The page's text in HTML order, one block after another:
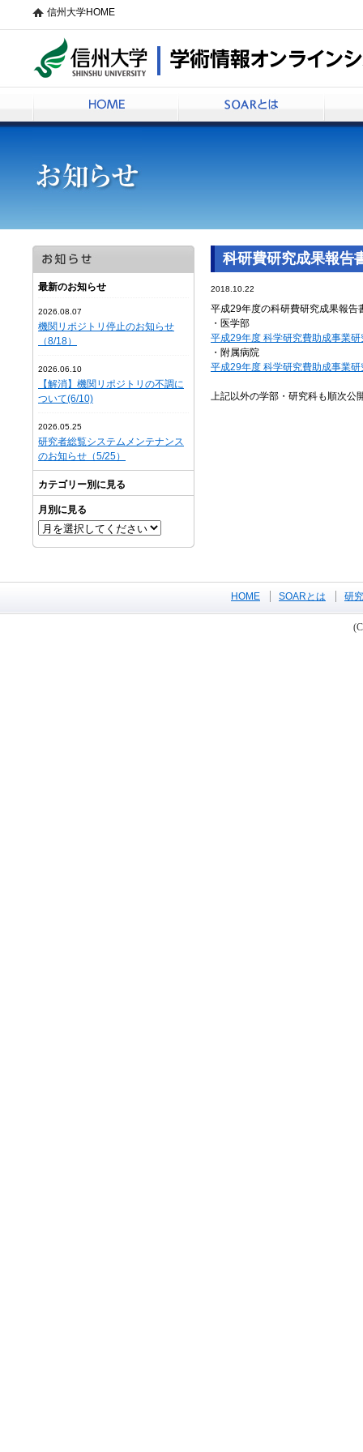
信州大学HOME
信州大学学術情報オンラインシステムSOAR
HOME SOARとは
最新のお知らせ
2026.08.07
機関リポジトリ停止のお知らせ
（8/18）
2026.06.10
【解消】機関リポジトリの不調に
ついて(6/10)
2026.05.25
研究者総覧システムメンテナンス
のお知らせ（5/25）
カテゴリー別に見る
月別に見る
科研費研究成果報告
2018.10.22
平成29年度の科研費研究成果報告
・医学部
平成29年度 科学研究費助成事業
・附属病院
平成29年度 科学研究費助成事業
上記以外の学部・研究科も順次公
HOME SOARとは 研